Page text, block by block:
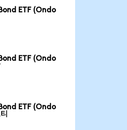
ETF (Ondo
ETF (Ondo
ETF (Ondo